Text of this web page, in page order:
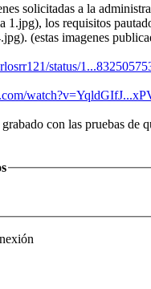
solicitadas a la
1.jpg), los requisitos
(estas imagenes
status/
con las pruebas de